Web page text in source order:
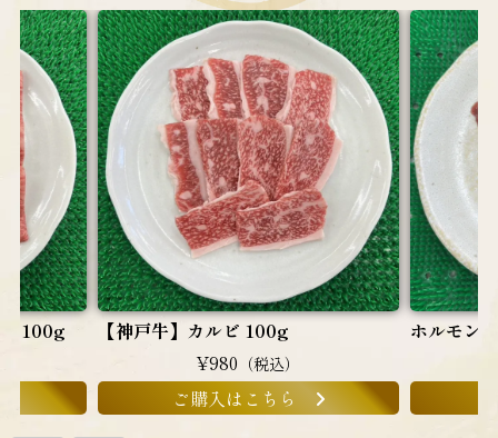
100g
【神戸牛】カルビ 100g
¥980 （税込）
ご購入はこちら
ホルモン